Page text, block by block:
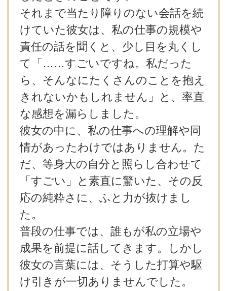
それまで当たり障りのない会話を続
けていた彼女は、私の仕事の規模や
責任の話を聞くと、少し目を丸くし
て「……すごいですね。私だった
ら、そんなにたくさんのことを抱え
きれないかもしれません」と、率直
な感想を漏らしました。
彼女の中に、私の仕事への理解や同
情があったわけではありません。た
だ、等身大の自分と照らし合わせて
「すごい」と素直に驚いた、その反
応の純粋さに、ふと力が抜けまし
た。
普段の仕事では、誰もが私の立場や
成果を前提に話してきます。しかし
彼女の言葉には、そうした打算や駆
け引きが一切ありませんでした。